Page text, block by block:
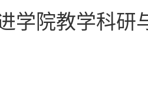
学院教学科研